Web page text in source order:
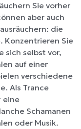
Sie vorher
aber auch
die
Konzentrieren Sie
sich selbst vor,
auf einer
verschiedene
Als Trance
eine
Schamanen
oder Musik.